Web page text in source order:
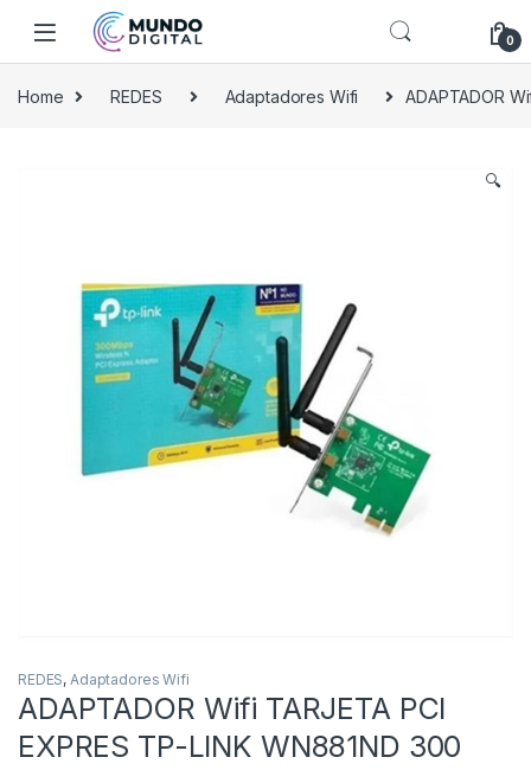
Skip to navigation
Skip to content
0
Home REDES Adaptadores Wifi ADAPTADOR
🔍
REDES, Adaptadores Wifi
ADAPTADOR Wifi TARJETA PCI
EXPRES TP-LINK WN881ND 300